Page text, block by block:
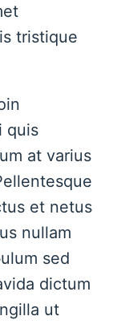
tristique
quis
at varius
et netus
nullam
sed
dictum
ut